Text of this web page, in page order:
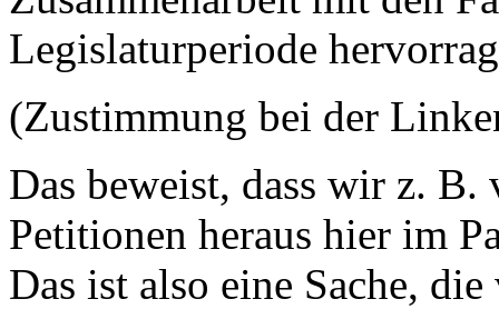
Legislaturperiode
(Zustimmung bei der
Das beweist, dass wir z. B.
Petitionen heraus hier im
Das ist also eine Sache,